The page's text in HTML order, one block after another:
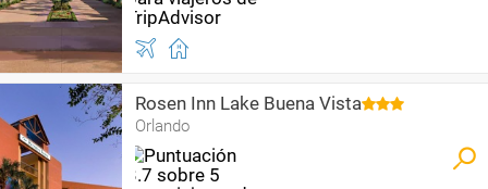
Rosen Inn Lake Buena Vista
Orlando